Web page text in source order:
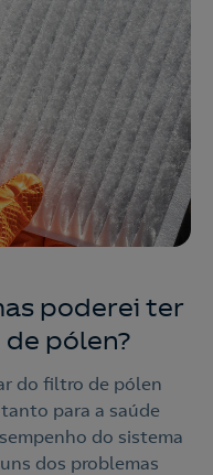
poderei ter
pólen?
do filtro de pólen
para a saúde
do sistema
dos problemas